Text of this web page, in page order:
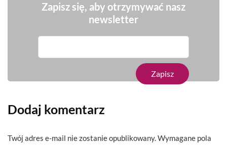
Zapisz się, aby otrzymywać nasz
newsletter
Dodaj komentarz
Twój adres e-mail nie zostanie opublikowany. Wymagane pola